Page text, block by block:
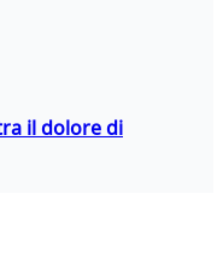
il dolore di